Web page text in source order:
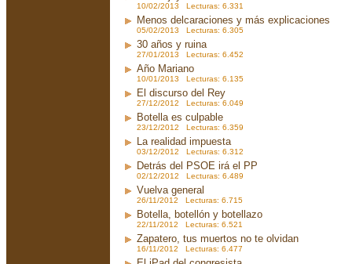
10/02/2013 Lecturas: 6.331
Menos delcaraciones y más explicaciones
05/02/2013 Lecturas: 6.305
30 años y ruina
27/01/2013 Lecturas: 6.452
Año Mariano
10/01/2013 Lecturas: 6.135
El discurso del Rey
27/12/2012 Lecturas: 6.049
Botella es culpable
23/12/2012 Lecturas: 6.359
La realidad impuesta
03/12/2012 Lecturas: 6.312
Detrás del PSOE irá el PP
02/12/2012 Lecturas: 6.489
Vuelva general
26/11/2012 Lecturas: 6.715
Botella, botellón y botellazo
22/11/2012 Lecturas: 6.521
Zapatero, tus muertos no te olvidan
16/11/2012 Lecturas: 6.477